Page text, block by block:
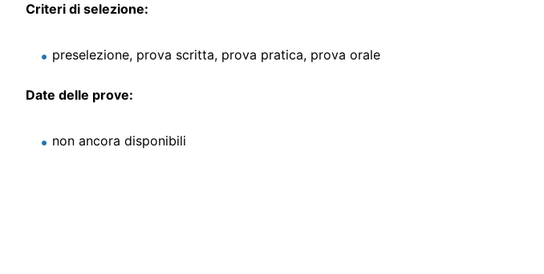
Criteri di selezione:
preselezione, prova scritta, prova pratica, prova orale
Date delle prove:
non ancora disponibili